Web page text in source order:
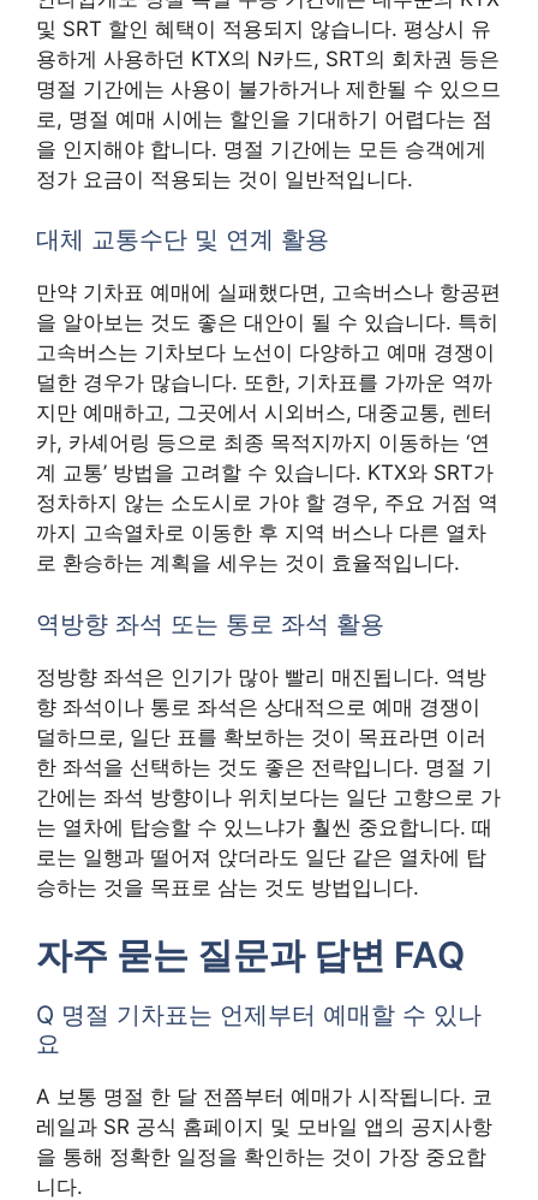
및 SRT 할인 혜택이 적용되지 않습니다. 평상시 유
용하게 사용하던 KTX의 N카드, SRT의 회차권 등은
명절 기간에는 사용이 불가하거나 제한될 수 있으므
로, 명절 예매 시에는 할인을 기대하기 어렵다는 점
을 인지해야 합니다. 명절 기간에는 모든 승객에게
정가 요금이 적용되는 것이 일반적입니다.
대체 교통수단 및 연계 활용
만약 기차표 예매에 실패했다면, 고속버스나 항공편
을 알아보는 것도 좋은 대안이 될 수 있습니다. 특히
고속버스는 기차보다 노선이 다양하고 예매 경쟁이
덜한 경우가 많습니다. 또한, 기차표를 가까운 역까
지만 예매하고, 그곳에서 시외버스, 대중교통, 렌터
카, 카셰어링 등으로 최종 목적지까지 이동하는 ‘연
계 교통’ 방법을 고려할 수 있습니다. KTX와 SRT가
정차하지 않는 소도시로 가야 할 경우, 주요 거점 역
까지 고속열차로 이동한 후 지역 버스나 다른 열차
로 환승하는 계획을 세우는 것이 효율적입니다.
역방향 좌석 또는 통로 좌석 활용
정방향 좌석은 인기가 많아 빨리 매진됩니다. 역방
향 좌석이나 통로 좌석은 상대적으로 예매 경쟁이
덜하므로, 일단 표를 확보하는 것이 목표라면 이러
한 좌석을 선택하는 것도 좋은 전략입니다. 명절 기
간에는 좌석 방향이나 위치보다는 일단 고향으로 가
는 열차에 탑승할 수 있느냐가 훨씬 중요합니다. 때
로는 일행과 떨어져 앉더라도 일단 같은 열차에 탑
승하는 것을 목표로 삼는 것도 방법입니다.
자주 묻는 질문과 답변 FAQ
Q 명절 기차표는 언제부터 예매할 수 있나
요
A 보통 명절 한 달 전쯤부터 예매가 시작됩니다. 코
레일과 SR 공식 홈페이지 및 모바일 앱의 공지사항
을 통해 정확한 일정을 확인하는 것이 가장 중요합
니다.